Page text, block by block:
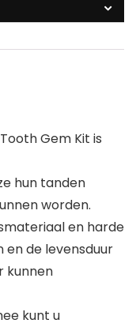
Gem Kit is
hun tanden
worden.
en harde
en de levensduur
kunnen
kunt u